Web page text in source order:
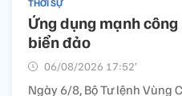
THỜI SỰ
Ứng dụng mạnh
biển đảo
06/08/2026 17:52’
Ngày 6/8, Bộ Tư lệnh Vùng